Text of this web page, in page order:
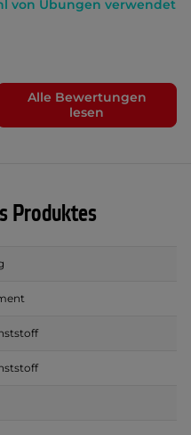
von Übungen verwendet
Alle Bewertungen
lesen
Produktes